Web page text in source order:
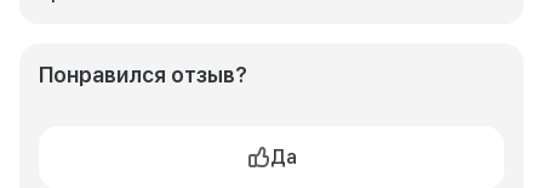
Понравился отзыв?
Да